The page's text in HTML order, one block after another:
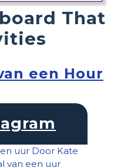
That
een Hour